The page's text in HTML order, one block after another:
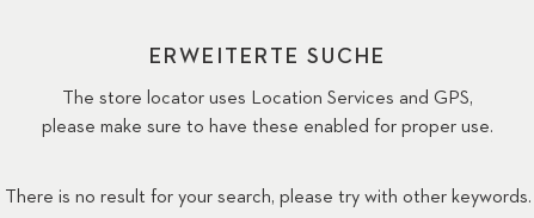
ERWEITERTE SUCHE
The store locator uses Location Services and GPS,
please make sure to have these enabled for proper use.
There is no result for your search, please try with other keywords.